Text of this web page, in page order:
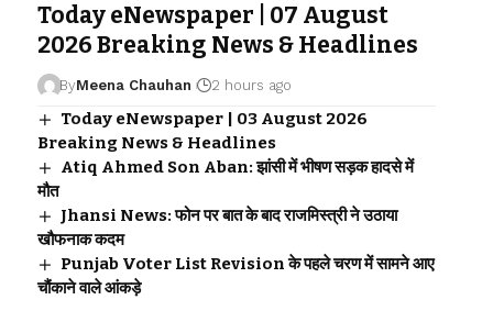
Today eNewspaper | 07 August
2026 Breaking News & Headlines
ByMeena Chauhan 2 hours ago
Today eNewspaper | 03 August 2026
Breaking News & Headlines
Atiq Ahmed Son Aban: झांसी में भीषण सड़क हादसे में
मौत
Jhansi News: फोन पर बात के बाद राजमिस्त्री ने उठाया
खौफनाक कदम
Punjab Voter List Revision के पहले चरण में सामने आए
चौंकाने वाले आंकड़े